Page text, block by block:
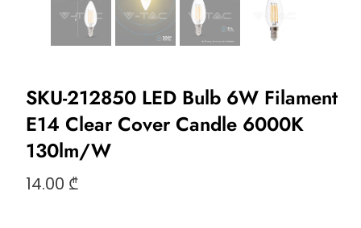
SKU-212850 LED Bulb 6W Filament
E14 Clear Cover Candle 6000K
130lm/W
14.00 ₾